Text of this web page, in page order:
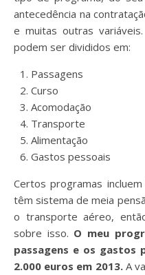
antecedência na
e muitas outras
podem ser divididos em:
Passagens
Curso
Acomodação
Transporte
Alimentação
Gastos pessoais
Certos programas
têm sistema de meia
o transporte aéreo,
sobre isso. O meu
passagens e os gastos
2.000 euros em 2013.A